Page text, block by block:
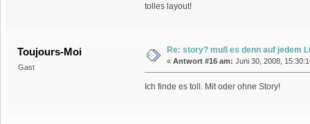
tolles layout!
Toujours-Moi
Gast
Re: story? muß es denn auf jedem
« Antwort #16 am: Juni 30, 2008,
Ich finde es toll. Mit oder ohne Story!